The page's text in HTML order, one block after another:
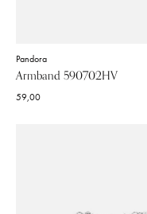
Pandora
Armband 590702HV
59,00